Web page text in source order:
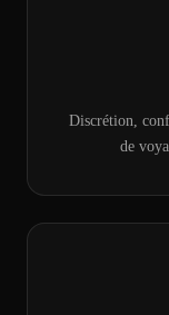
Discrétion,
de